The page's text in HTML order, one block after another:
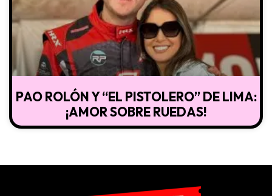
PAO ROLÓN Y “EL PISTOLERO” DE LIMA:
¡AMOR SOBRE RUEDAS!